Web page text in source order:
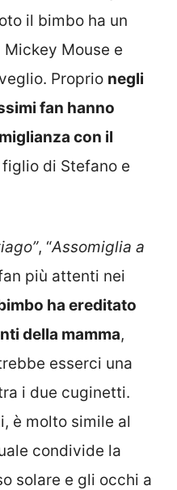
il bimbo ha un
Mouse e
Proprio negli
fan hanno
con il
figlio di Stefano e
, “Assomiglia a
più attenti nei
ha ereditato
della mamma,
esserci una
i due cuginetti.
è molto simile al
condivide la
solare e gli occhi a